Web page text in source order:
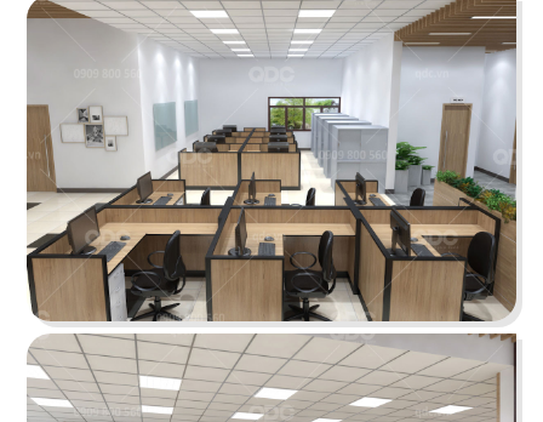
THE SAND ENTERTAINMENT
Cường (Lật mặt 7) được thiết kế theo phong
cách hiện đại pha trộn "bố già"...
Chi tiết